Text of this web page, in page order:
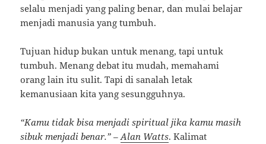
selalu menjadi yang paling benar, dan mulai belajar
menjadi manusia yang tumbuh.
Tujuan hidup bukan untuk menang, tapi untuk
tumbuh. Menang debat itu mudah, memahami
orang lain itu sulit. Tapi di sanalah letak
kemanusiaan kita yang sesungguhnya.
“Kamu tidak bisa menjadi spiritual jika kamu masih
sibuk menjadi benar.” –Alan Watts. Kalimat